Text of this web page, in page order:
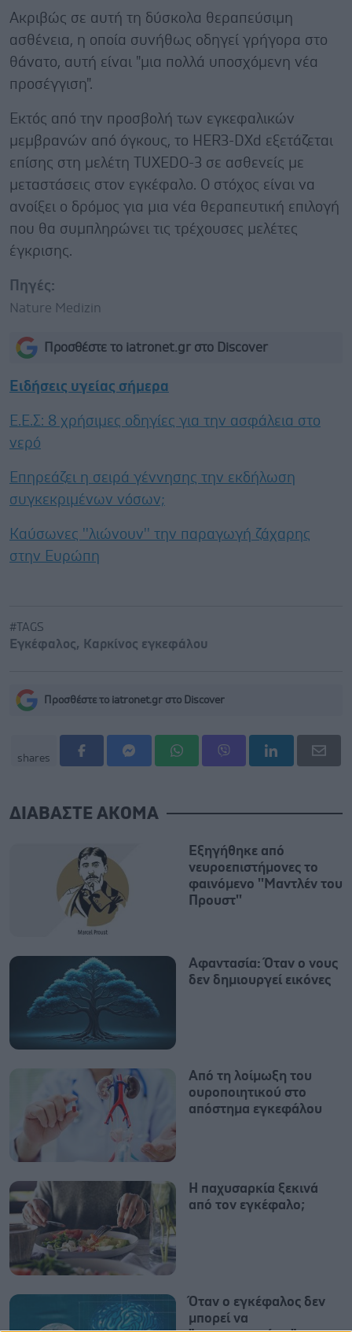
Ακριβώς σε αυτή τη δύσκολα θεραπεύσιμη
ασθένεια, η οποία συνήθως οδηγεί γρήγορα στο
θάνατο, αυτή είναι "μια πολλά υποσχόμενη νέα
προσέγγιση".
Εκτός από την προσβολή των εγκεφαλικών
μεμβρανών από όγκους, το HER3-DXd εξετάζεται
επίσης στη μελέτη TUXEDO-3 σε ασθενείς με
μεταστάσεις στον εγκέφαλο. Ο στόχος είναι να
ανοίξει ο δρόμος για μια νέα θεραπευτική επιλογή
που θα συμπληρώνει τις τρέχουσες μελέτες
έγκρισης.
Πηγές:
Nature Medizin
Προσθέστε το iatronet.gr στο Discover
Ειδήσεις υγείας σήμερα
Ε.E.Σ: 8 χρήσιμες οδηγίες για την ασφάλεια στο
νερό
Επηρεάζει η σειρά γέννησης την εκδήλωση
συγκεκριμένων νόσων;
Καύσωνες ''λιώνουν'' την παραγωγή ζάχαρης
στην Ευρώπη
#TAGS
Εγκέφαλος, Καρκίνος εγκεφάλου
Προσθέστε το iatronet.gr στο Discover
shares
ΔΙΑΒΑΣΤΕ ΑΚΟΜΑ
Εξηγήθηκε από
νευροεπιστήμονες το
φαινόμενο ''Μαντλέν του
Προυστ''
Αφαντασία: Όταν ο νους
δεν δημιουργεί εικόνες
Από τη λοίμωξη του
ουροποιητικού στο
απόστημα εγκεφάλου
Η παχυσαρκία ξεκινά
από τον εγκέφαλο;
Όταν ο εγκέφαλος δεν
μπορεί να